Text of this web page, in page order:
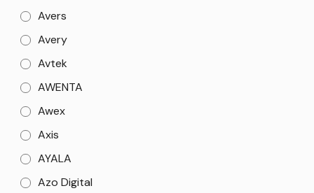
Avers
Avery
Avtek
AWENTA
Awex
Axis
AYALA
Azo Digital